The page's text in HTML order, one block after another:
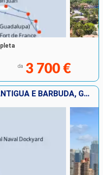
da 3 700 €
STATI UNITI, REGNO UNITO, ANTIGUA E BARBUDA, GUADALUPA, FRANCIA, PORTORICO